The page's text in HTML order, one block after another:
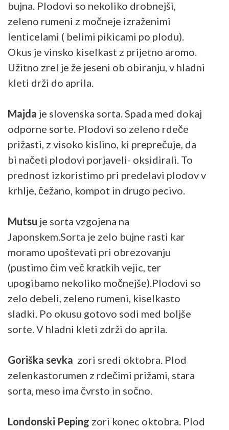
bujna. Plodovi so nekoliko drobnejši,
zeleno rumeni z močneje izraženimi
lenticelami ( belimi pikicami po plodu).
Okus je vinsko kiselkast z prijetno aromo.
Užitno zrel je že jeseni ob obiranju, v hladni
kleti drži do aprila.
Majda je slovenska sorta. Spada med dokaj
odporne sorte. Plodovi so zeleno rdeče
prižasti, z visoko kislino, ki preprečuje, da
bi načeti plodovi porjaveli- oksidirali. To
prednost izkoristimo pri predelavi plodov v
krhlje, čežano, kompot in drugo pecivo.
Mutsu je sorta vzgojena na
Japonskem.Sorta je zelo bujne rasti kar
moramo upoštevati pri obrezovanju
(pustimo čim več kratkih vejic, ter
upogibamo nekoliko močnejše).Plodovi so
zelo debeli, zeleno rumeni, kiselkasto
sladki. Po okusu gotovo sodi med boljše
sorte. V hladni kleti zdrži do aprila.
Goriška sevka zori sredi oktobra. Plod
zelenkastorumen z rdečimi prižami, stara
sorta, meso ima čvrsto in sočno.
Londonski Peping zori konec oktobra. Plod